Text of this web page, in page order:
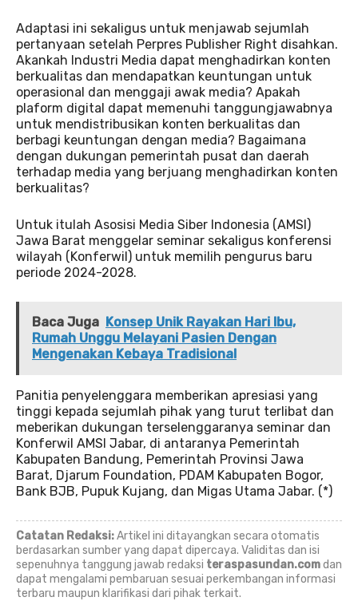
Adaptasi ini sekaligus untuk menjawab sejumlah
pertanyaan setelah Perpres Publisher Right disahkan.
Akankah Industri Media dapat menghadirkan konten
berkualitas dan mendapatkan keuntungan untuk
operasional dan menggaji awak media? Apakah
plaform digital dapat memenuhi tanggungjawabnya
untuk mendistribusikan konten berkualitas dan
berbagi keuntungan dengan media? Bagaimana
dengan dukungan pemerintah pusat dan daerah
terhadap media yang berjuang menghadirkan konten
berkualitas?
Untuk itulah Asosisi Media Siber Indonesia (AMSI)
Jawa Barat menggelar seminar sekaligus konferensi
wilayah (Konferwil) untuk memilih pengurus baru
periode 2024-2028.
Baca Juga Konsep Unik Rayakan Hari Ibu,
Rumah Unggu Melayani Pasien Dengan
Mengenakan Kebaya Tradisional
Panitia penyelenggara memberikan apresiasi yang
tinggi kepada sejumlah pihak yang turut terlibat dan
meberikan dukungan terselenggaranya seminar dan
Konferwil AMSI Jabar, di antaranya Pemerintah
Kabupaten Bandung, Pemerintah Provinsi Jawa
Barat, Djarum Foundation, PDAM Kabupaten Bogor,
Bank BJB, Pupuk Kujang, dan Migas Utama Jabar. (*)
Catatan Redaksi:Artikel ini ditayangkan secara otomatis
berdasarkan sumber yang dapat dipercaya. Validitas dan isi
sepenuhnya tanggung jawab redaksi teraspasundan.comdan
dapat mengalami pembaruan sesuai perkembangan informasi
terbaru maupun klarifikasi dari pihak terkait.